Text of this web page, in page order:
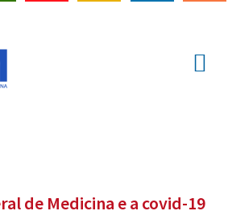
de Medicina e a covid-19